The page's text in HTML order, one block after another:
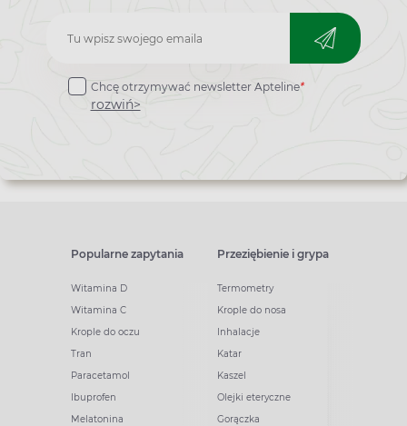
Zapisz
do
newslettera
Chcę otrzymywać newsletter Apteline*
rozwiń>
Popularne zapytania
Witamina D
Witamina C
Krople do oczu
Tran
Paracetamol
Ibuprofen
Melatonina
Przeziębienie i grypa
Termometry
Krople do nosa
Inhalacje
Katar
Kaszel
Olejki eteryczne
Gorączka